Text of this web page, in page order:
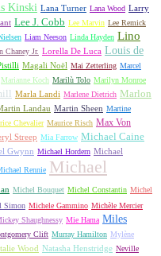
Kinski Lana Turner Lana Wood Larry
Lee J. Cobb Lee Marvin Lee Remick
Liam Neeson Linda Hayden Lino
Chaney Jr. Lorella De Luca Louis de
Magali Noël Mai Zetterling Marcel
Marianne Koch Marilù Tolo Marilyn Monroe
Marla Landi Marlene Dietrich Marlon
Landau Martin Sheen Martine
Chevalier Maurice Risch Max Von
Streep Mia Farrow Michael Caine
Gwynn Michael Hordern Michael
Rennie Michael
Michel Bouquet Michel Constantin Michel
Simon Michele Gammino Michèle Mercier
Shaughnessy Mie Hama Miles
Clift Murray Hamilton Mylène
Wood Natasha Henstridge Neville